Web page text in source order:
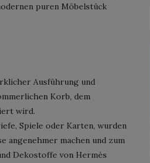
puren Möbelstück
Ausführung und
Korb, dem
wird.
Spiele oder Karten, wurden
angenehmer machen und zum
Dekostoffe von Hermès